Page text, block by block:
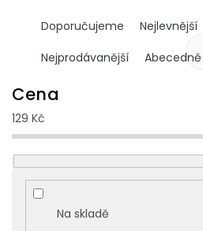
Ř
a
n
í
p
r
o
d
u
Doporučujeme Nejlevnější
Nejprodávanější
Abecedně
Cena
129 Kč
Na skladě